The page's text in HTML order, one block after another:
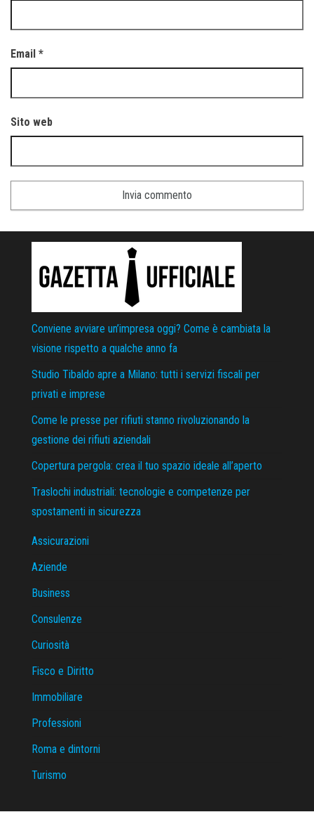
Email *
Sito web
Conviene avviare un’impresa oggi? Come è cambiata la
visione rispetto a qualche anno fa
Studio Tibaldo apre a Milano: tutti i servizi fiscali per
privati e imprese
Come le presse per rifiuti stanno rivoluzionando la
gestione dei rifiuti aziendali
Copertura pergola: crea il tuo spazio ideale all’aperto
Traslochi industriali: tecnologie e competenze per
spostamenti in sicurezza
Assicurazioni
Aziende
Business
Consulenze
Curiosità
Fisco e Diritto
Immobiliare
Professioni
Roma e dintorni
Turismo